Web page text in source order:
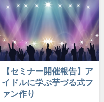
【セミナー開催報告】ア
イドルに学ぶ芋づる式フ
ァン作り